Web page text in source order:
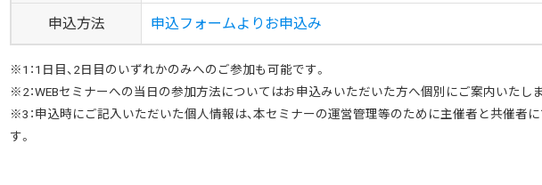
申込方法 申込フォームよりお申込み
※1：1日目、2日目のいずれかのみへのご参加も可能です。
※2：WEBセミナーへの当日の参加方法についてはお申込みいただいた方へ個別にご案内いたし
※3：申込時にご記入いただいた個人情報は、本セミナーの運営管理等のために主催者と共催者
す。